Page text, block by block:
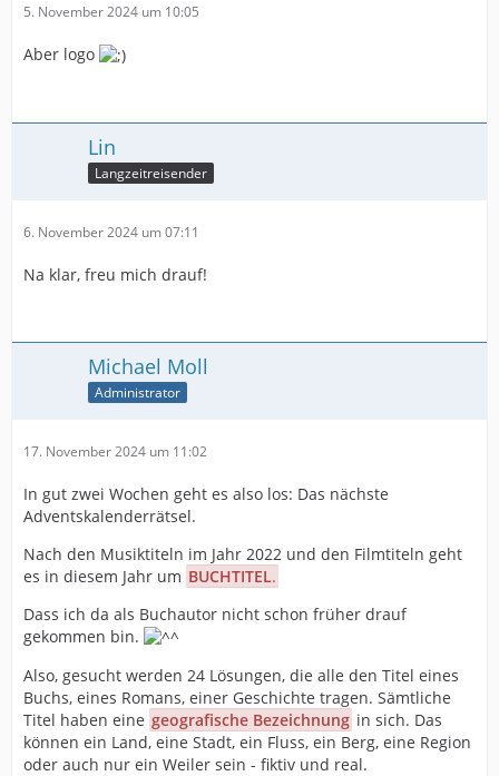
5. November 2024 um 10:05
Aber logo
Lin
Langzeitreisender
6. November 2024 um 07:11
Na klar, freu mich drauf!
Michael Moll
Administrator
17. November 2024 um 11:02
In gut zwei Wochen geht es also los: Das nächste
Adventskalenderrätsel.
Nach den Musiktiteln im Jahr 2022 und den Filmtiteln geht
es in diesem Jahr um BUCHTITEL.
Dass ich da als Buchautor nicht schon früher drauf
gekommen bin.
Also, gesucht werden 24 Lösungen, die alle den Titel eines
Buchs, eines Romans, einer Geschichte tragen. Sämtliche
Titel haben eine geografische Bezeichnung in sich. Das
können ein Land, eine Stadt, ein Fluss, ein Berg, eine Region
oder auch nur ein Weiler sein - fiktiv und real.